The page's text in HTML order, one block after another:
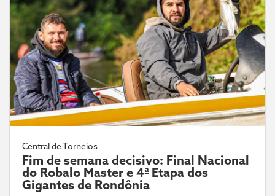
Central de Torneios
Fim de semana decisivo: Final Nacional
do Robalo Master e 4ª Etapa dos
Gigantes de Rondônia